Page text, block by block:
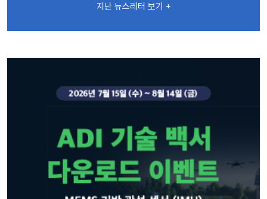
지난 뉴스레터 보기 +